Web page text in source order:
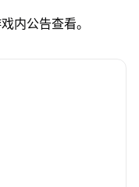
内公告查看。